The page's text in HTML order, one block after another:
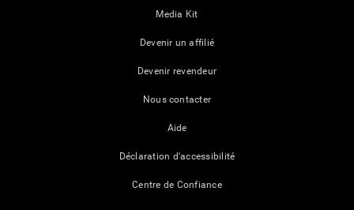
Media Kit
Devenir un affilié
Devenir revendeur
Nous contacter
Aide
Déclaration d'accessibilité
Centre de Confiance